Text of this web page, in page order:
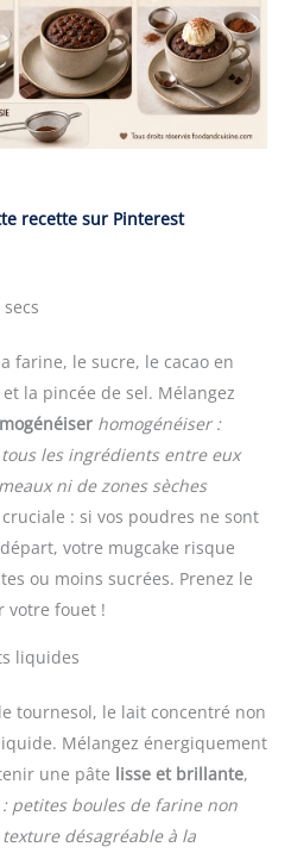
recette sur Pinterest
farine, le sucre, le cacao en
la pincée de sel. Mélangez
homogénéiser :
les ingrédients entre eux
ni de zones sèches
: si vos poudres ne sont
votre mugcake risque
ou moins sucrées. Prenez le
votre fouet !
liquides
tournesol, le lait concentré non
Mélangez énergiquement
une pâte lisse et brillante,
: petites boules de farine non
désagréable à la